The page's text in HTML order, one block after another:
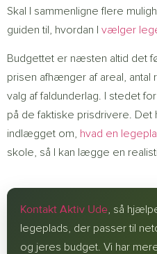
Skal I sammenligne flere
guiden til, hvordan I vælger
Budgettet er næsten altid det
prisen afhænger af areal, antal
valg af faldunderlag. I stedet
på de faktiske prisdrivere. Det
indlægget om, hvad en
skole, så I kan lægge en
Kontakt Aktiv Ude, så
legeplads, der passer til
og jeres budget. Vi har